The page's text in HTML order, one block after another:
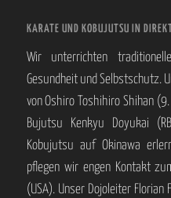
KARATE UND KOBUJUTSU IN
Wir unterrichten
Gesundheit und Selbstschutz.
von Oshiro Toshihiro Shihan
Bujutsu Kenkyu Doyukai
Kobujutsu auf Okinawa
pflegen wir engen Kontakt
(USA). Unser Dojoleiter